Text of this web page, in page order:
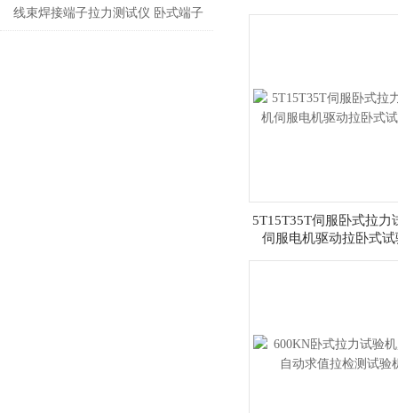
功能拉力试验机
线束焊接端子拉力测试仪 卧式端子
5T15T35T伺服卧式拉力
伺服电机驱动拉卧式试